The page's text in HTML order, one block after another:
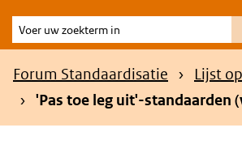
Voer
uw
zoekterm
Kruimelpad
Forum Standaardisatie
Lijst
'Pas toe leg uit'-standaarden